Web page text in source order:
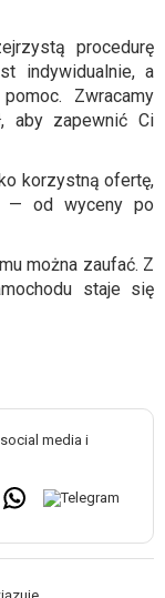
procedurę
indywidualnie, a
Zwracamy
aby zapewnić Ci
korzystną ofertę,
— od wyceny po
można zaufać. Z
staje się
media i